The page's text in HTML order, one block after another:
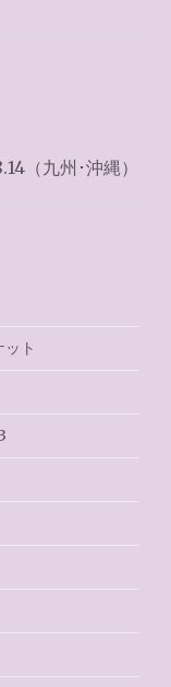
（九州･沖縄）
ト